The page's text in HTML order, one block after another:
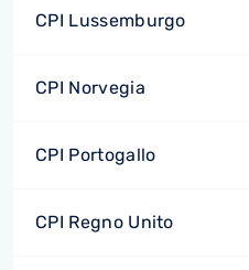
CPI Lussemburgo
CPI Norvegia
CPI Portogallo
CPI Regno Unito